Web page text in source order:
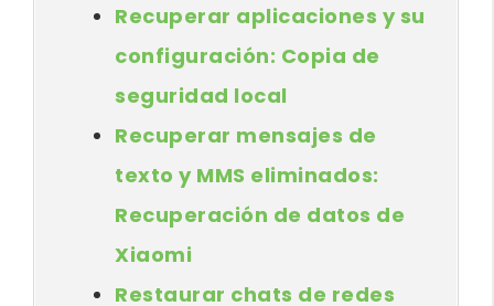
Recuperar aplicaciones y su
configuración: Copia de
seguridad local
Recuperar mensajes de
texto y MMS eliminados:
Recuperación de datos de
Xiaomi
Restaurar chats de redes